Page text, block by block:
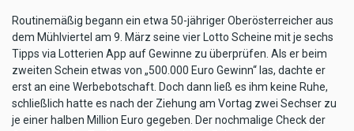
Routinemäßig begann ein etwa 50-jähriger Oberösterreicher aus
dem Mühlviertel am 9. März seine vier Lotto Scheine mit je sechs
Tipps via Lotterien App auf Gewinne zu überprüfen. Als er beim
zweiten Schein etwas von „500.000 Euro Gewinn“ las, dachte er
erst an eine Werbebotschaft. Doch dann ließ es ihm keine Ruhe,
schließlich hatte es nach der Ziehung am Vortag zwei Sechser zu
je einer halben Million Euro gegeben. Der nochmalige Check der